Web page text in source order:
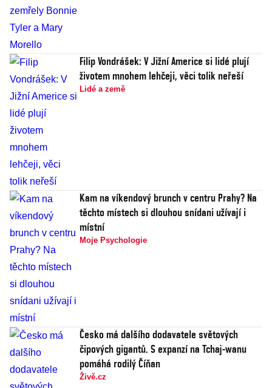
Filip Vondrášek: V Jižní Americe si lidé plují
životem mnohem lehčeji, věci tolik neřeší
Lidé a země
Kam na víkendový brunch v centru Prahy? Na
těchto místech si dlouhou snídani užívají i
místní
Moje Psychologie
Česko má dalšího dodavatele světových
čipových gigantů. S expanzí na Tchaj-wanu
pomáhá rodilý Číňan
Živě.cz